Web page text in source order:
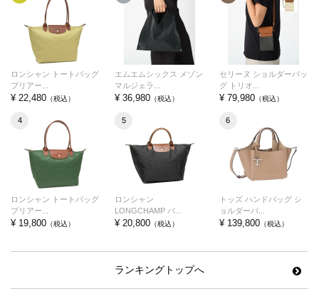
ロンシャン トートバッグ
プリアー...
¥ 22,480 （税込）
エムエムシックス メゾン
マルジェラ...
¥ 36,980 （税込）
セリーヌ ショルダーバッ
グ トリオ...
¥ 79,980（税込）
4
ロンシャン トートバッグ
プリアー...
¥ 19,800 （税込）
5
ロンシャン
LONGCHAMP バ...
¥ 20,800 （税込）
6
トッズ ハンドバッグ シ
ョルダーバ...
¥ 139,800（税込）
ランキングトップへ